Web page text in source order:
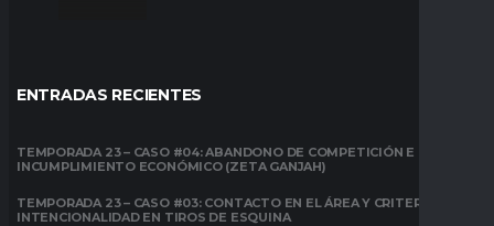
ENTRADAS RECIENTES
TEMPORADA 23 – CASO #04: ABANDONO DE COMPETICIÓN E
INCUMPLIMIENTO ECONÓMICO (ZETA GANJAH)
TEMPORADA 23 – CASO #03: CONTACTO EN EL ÁREA Y CRITERIO DE
INTENCIONALIDAD EN TIROS DE ESQUINA